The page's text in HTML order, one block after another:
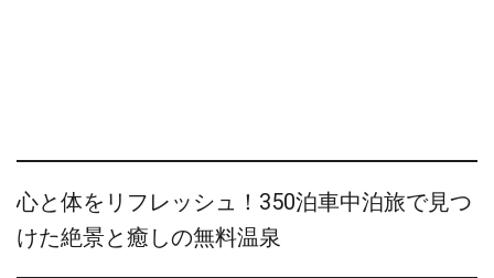
心と体をリフレッシュ！350泊車中泊旅で見つ
けた絶景と癒しの無料温泉